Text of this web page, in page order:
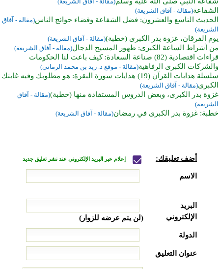
الشفاعة(مقالة - آفاق الشريعة)
الحديث التاسع والعشرون: فضل الشفاعة وقضاء حوائج الناس(مقالة - آفاق
الشريعة)
يوم الفرقان، غزوة بدر الكبرى (خطبة)(مقالة - آفاق الشريعة)
من أشراط الساعة الكبرى: ظهور المسيح الدجال(مقالة - آفاق الشريعة)
قراءات اقتصادية (82) صناعة السعادة: كيف باعت لنا الحكومات
والشركات الكبرى الرفاهية(مقالة - موقع د. زيد بن محمد الرماني)
سلسلة هدايات القرآن (19) هدايات سورة البقرة: هو مطلوبك وفيه غايتك
الكبرى(مقالة - آفاق الشريعة)
غزوة بدر الكبرى، وبعض الدروس المستفادة منها (خطبة)(مقالة - آفاق
الشريعة)
خطبة: غزوة بدر الكبرى في رمضان(مقالة - آفاق الشريعة)
أضف تعليقك: إعلام عبر البريد الإلكتروني عند نشر تعليق جديد
الاسم
البريد
الإلكتروني
(لن يتم عرضه للزوار)
الدولة
عنوان التعليق